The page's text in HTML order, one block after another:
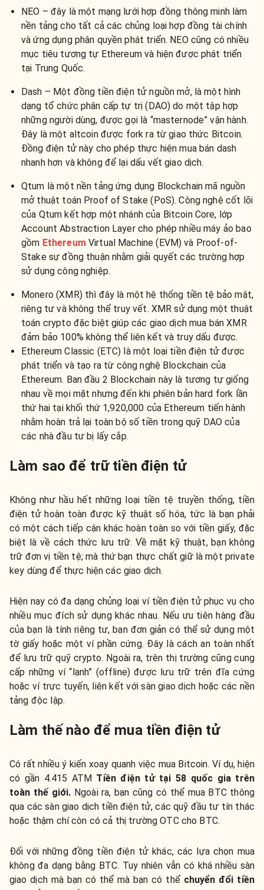
NEO – đây là một mạng lưới hợp đồng thông minh làm
nền tảng cho tất cả các chủng loại hợp đồng tài chính
và ứng dụng phân quyền phát triển. NEO cũng có nhiều
mục tiêu tương tự Ethereum và hiện được phát triển
tại Trung Quốc.
Dash – Một đồng tiền điện tử nguồn mở, là một hình
dạng tổ chức phân cấp tự trị (DAO) do một tập hợp
những người dùng, được gọi là “masternode” vận hành.
Đây là một altcoin được fork ra từ giao thức Bitcoin.
Đồng điện tử này cho phép thực hiện mua bán dash
nhanh hơn và không để lại dấu vết giao dịch.
Qtum là một nền tảng ứng dụng Blockchain mã nguồn
mở thuật toán Proof of Stake (PoS). Công nghệ cốt lõi
của Qtum kết hợp một nhánh của Bitcoin Core, lớp
Account Abstraction Layer cho phép nhiều máy ảo bao
gồm EthereumVirtual Machine (EVM) và Proof-of-
Stake sự đồng thuận nhằm giải quyết các trường hợp
sử dụng công nghiệp.
Monero (XMR) thì đây là một hệ thống tiền tệ bảo mật,
riêng tư và không thể truy vết. XMR sử dụng một thuật
toán crypto đặc biệt giúp các giao dịch mua bán XMR
đảm bảo 100% không thể liên kết và truy dấu được.
Ethereum Classic (ETC) là một loại tiền điện tử được
phát triển và tạo ra từ công nghệ Blockchain của
Ethereum. Ban đầu 2 Blockchain này là tương tự giống
nhau về mọi mặt nhưng đến khi phiên bản hard fork lần
thứ hai tại khối thứ 1,920,000 của Ethereum tiến hành
nhằm hoàn trả lại toàn bộ số tiền trong quỹ DAO của
các nhà đầu tư bị lấy cắp.
Làm sao để trữ tiền điện tử
Không như hầu hết những loại tiền tệ truyền thống, tiền
điện tử hoàn toàn được kỹ thuật số hóa, tức là bạn phải
có một cách tiếp cận khác hoàn toàn so với tiền giấy, đặc
biệt là về cách thức lưu trữ. Về mặt kỹ thuật, bạn không
trữ đơn vị tiền tệ; mà thứ bạn thực chất giữ là một private
key dùng để thực hiện các giao dịch.
Hiện nay có đa dạng chủng loại ví tiền điện tử phục vụ cho
nhiều mục đích sử dụng khác nhau. Nếu ưu tiên hàng đầu
của bạn là tính riêng tư, bạn đơn giản có thể sử dụng một
tờ giấy hoặc một ví phần cứng. Đây là cách an toàn nhất
để lưu trữ quỹ crypto. Ngoài ra, trên thị trường cũng cung
cấp những ví “lạnh” (offline) được lưu trữ trên đĩa cứng
hoặc ví trực tuyến, liên kết với sàn giao dịch hoặc các nền
tảng độc lập.
Làm thế nào để mua tiền điện tử
Có rất nhiều ý kiến xoay quanh việc mua Bitcoin. Ví dụ, hiện
có gần 4.415 ATM Tiền điện tử tại 58 quốc gia trên
toàn thế giới. Ngoài ra, bạn cũng có thể mua BTC thông
qua các sàn giao dịch tiền điện tử, các quỹ đầu tư tín thác
hoặc thậm chí còn có cả thị trường OTC cho BTC.
Đối với những đồng tiền điện tử khác, các lựa chọn mua
không đa dạng bằng BTC. Tuy nhiên vẫn có khá nhiều sàn
giao dịch mà bạn có thể mà bạn có thể chuyển đổi tiền